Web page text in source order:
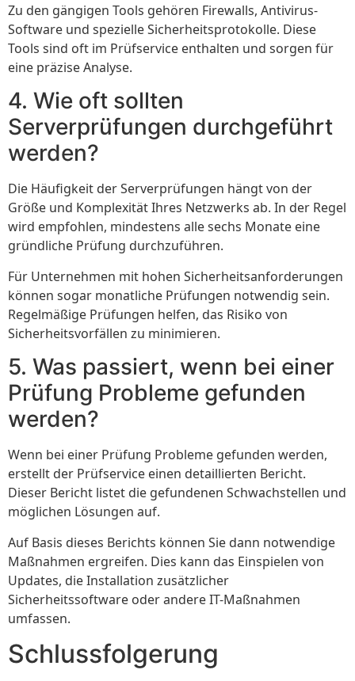
Zu den gängigen Tools gehören Firewalls, Antivirus-
Software und spezielle Sicherheitsprotokolle. Diese
Tools sind oft im Prüfservice enthalten und sorgen für
eine präzise Analyse.
4. Wie oft sollten
Serverprüfungen durchgeführt
werden?
Die Häufigkeit der Serverprüfungen hängt von der
Größe und Komplexität Ihres Netzwerks ab. In der Regel
wird empfohlen, mindestens alle sechs Monate eine
gründliche Prüfung durchzuführen.
Für Unternehmen mit hohen Sicherheitsanforderungen
können sogar monatliche Prüfungen notwendig sein.
Regelmäßige Prüfungen helfen, das Risiko von
Sicherheitsvorfällen zu minimieren.
5. Was passiert, wenn bei einer
Prüfung Probleme gefunden
werden?
Wenn bei einer Prüfung Probleme gefunden werden,
erstellt der Prüfservice einen detaillierten Bericht.
Dieser Bericht listet die gefundenen Schwachstellen und
möglichen Lösungen auf.
Auf Basis dieses Berichts können Sie dann notwendige
Maßnahmen ergreifen. Dies kann das Einspielen von
Updates, die Installation zusätzlicher
Sicherheitssoftware oder andere IT-Maßnahmen
umfassen.
Schlussfolgerung